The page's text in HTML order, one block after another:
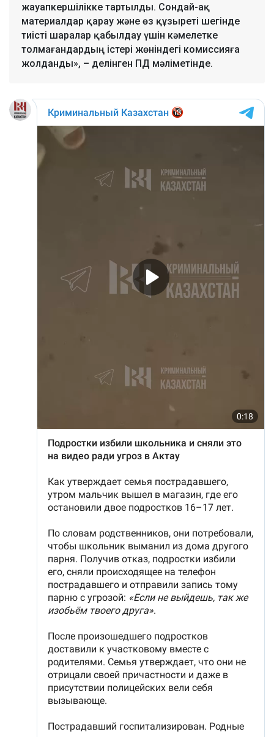
жауапкершілікке тартылды. Сондай-ақ
материалдар қарау және өз құзыреті шегінде
тиісті шаралар қабылдау үшін кәмелетке
толмағандардың істері жөніндегі комиссияға
жолданды», – делінген ПД мәліметінде.